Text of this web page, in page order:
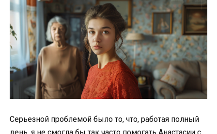
Серьезной проблемой было то, что, работая полный
день, я не смогла бы так часто помогать Анастасии с